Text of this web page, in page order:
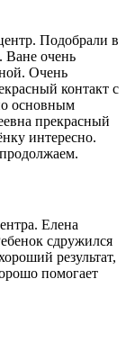
Подобрали в
Ване очень
Очень
контакт с
основным
прекрасный
интересно.
Елена
сдружился
результат,
помогает